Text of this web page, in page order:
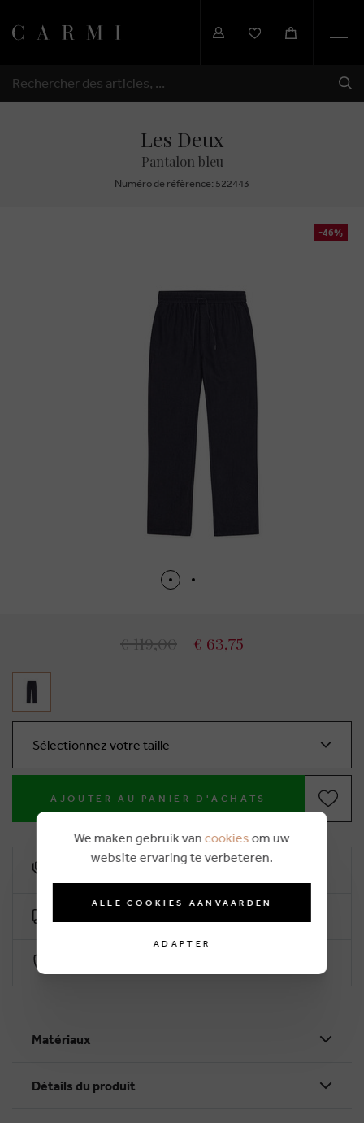
RECHERCHER
Les Deux
Pantalon bleu
Numéro de réfèrence: 522443
-46%
€ 119,00 € 63,75
Sélectionnez votre taille
AJOUTER AU PANIER D'ACHATS
Matériaux
Détails du produit
We maken gebruik van cookies om uw
website ervaring te verbeteren.
ALLE COOKIES AANVAARDEN
ADAPTER